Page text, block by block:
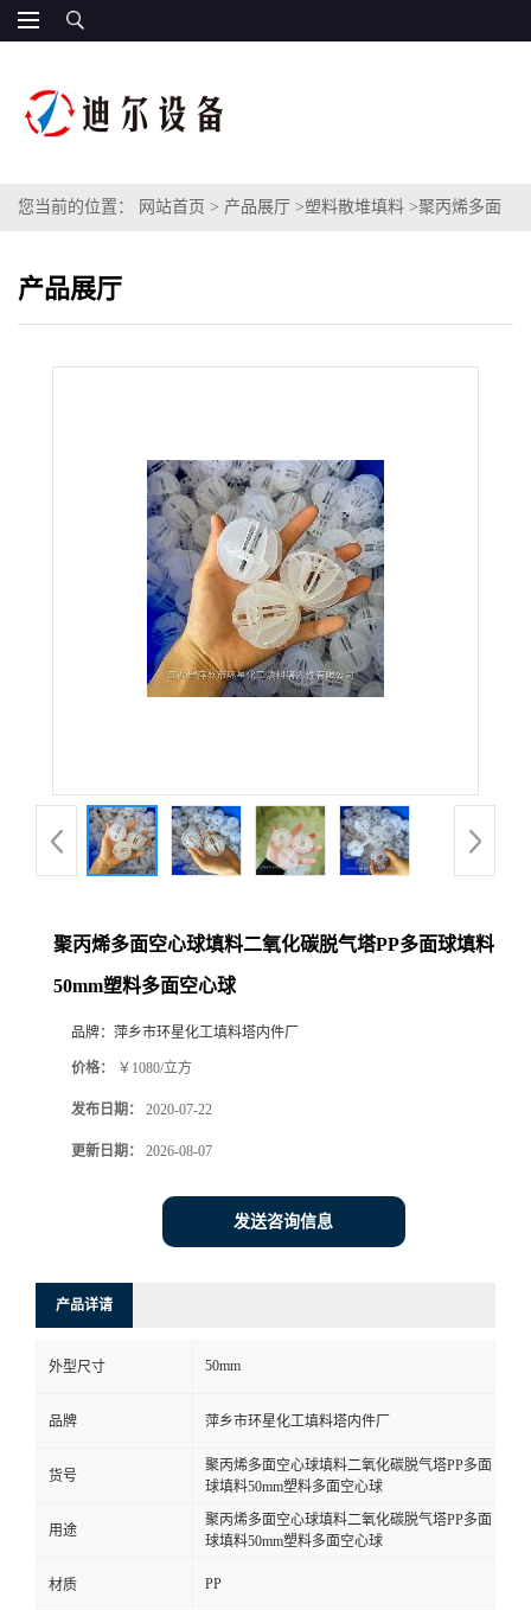
您当前的位置： 网站首页 > 产品展厅 >塑料散堆填料 >聚丙烯多面
产品展厅
聚丙烯多面空心球填料二氧化碳脱气塔PP多面球填料
50mm塑料多面空心球
品牌： 萍乡市环星化工填料塔内件厂
价格： ￥1080/立方
发布日期： 2020-07-22
更新日期： 2026-08-07
发送咨询信息
产品详请
外型尺寸 50mm
品牌 萍乡市环星化工填料塔内件厂
货号
聚丙烯多面空心球填料二氧化碳脱气塔PP多面
球填料50mm塑料多面空心球
用途
聚丙烯多面空心球填料二氧化碳脱气塔PP多面
球填料50mm塑料多面空心球
材质 PP